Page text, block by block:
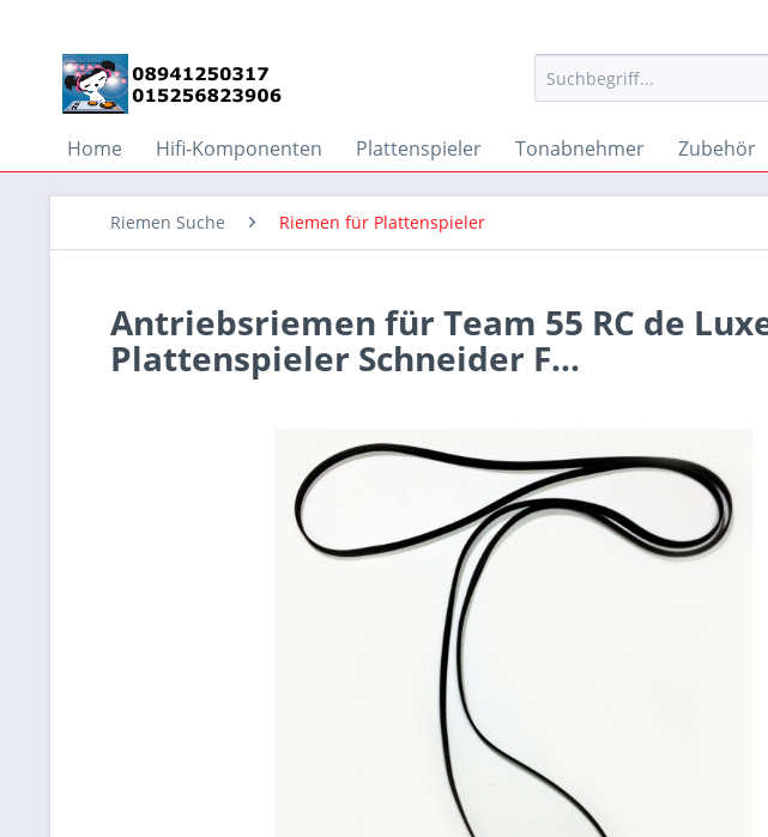
Home Hifi-Komponenten Plattenspieler Tonabnehmer Zubehör
Riemen Suche Riemen für Plattenspieler
Antriebsriemen für Team 55 RC de
Plattenspieler Schneider F...